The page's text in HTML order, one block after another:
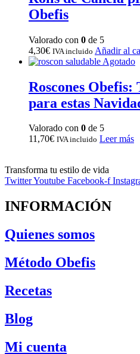
Obefis
Valorado con 0 de 5
4,30€ IVA incluido Añadir al
Agotado
Roscones
para estas
Valorado con 0 de 5
11,70€ IVA incluido Leer más
Transforma tu estilo de vida
TwitterYoutube Facebook-f
INFORMACIÓN
Quienes somos
Método Obefis
Recetas
Blog
Mi cuenta